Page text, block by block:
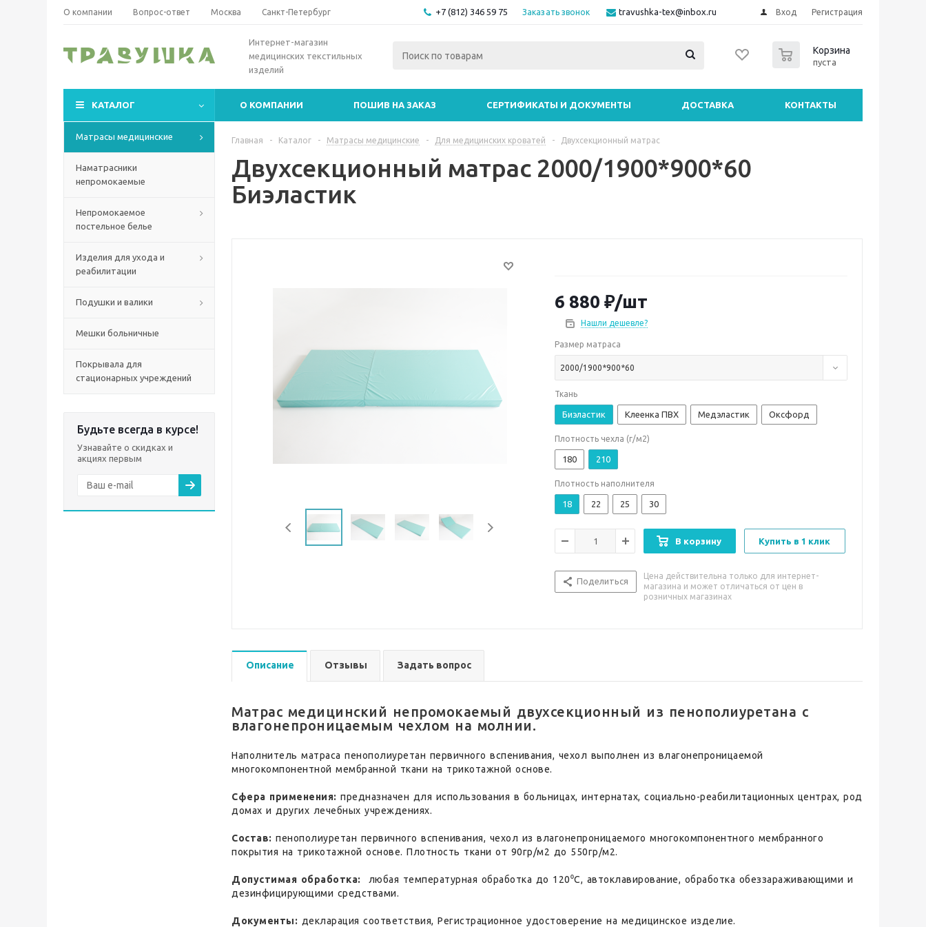
О компании Вопрос-ответ Москва Санкт-Петербург +7 (812) 346 59 75 Заказать звонок travushka-tex@inbox.ru Вход Регистрация
Интернет-магазин
медицинских текстильных
изделий
Корзина
пуста
КАТАЛОГ О КОМПАНИИ ПОШИВ НА ЗАКАЗ СЕРТИФИКАТЫ И ДОКУМЕНТЫ ДОСТАВКА КОНТАКТЫ
Матрасы медицинские
Наматрасники
непромокаемые
Непромокаемое
постельное белье
Изделия для ухода и
реабилитации
Подушки и валики
Мешки больничные
Покрывала для
стационарных учреждений
Будьте всегда в курсе!
Узнавайте о скидках и
акциях первым
Главная - Каталог - Матрасы медицинские - Для медицинских кроватей - Двухсекционный матрас
Двухсекционный матрас 2000/1900*900*60
Биэластик
6 880 ₽/шт
Нашли дешевле?
Размер матраса
2000/1900*900*60
Ткань
Биэластик Клеенка ПВХ Медэластик Оксфорд
Плотность чехла (г/м2)
180 210
Плотность наполнителя
18 22 25 30
В корзину Купить в 1 клик
Поделиться
Цена действительна только для интернет-
магазина и может отличаться от цен в
розничных магазинах
Описание Отзывы Задать вопрос
Матрас медицинский непромокаемый двухсекционный из пенополиуретана с
влагонепроницаемым чехлом на молнии.
Наполнитель матраса пенополиуретан первичного вспенивания, чехол выполнен из влагонепроницаемой
многокомпонентной мембранной ткани на трикотажной основе.
Сфера применения: предназначен для использования в больницах, интернатах, социально-реабилитационных центрах, род
домах и других лечебных учреждениях.
Состав: пенополиуретан первичного вспенивания, чехол из влагонепроницаемого многокомпонентного мембранного
покрытия на трикотажной основе. Плотность ткани от 90гр/м2 до 550гр/м2.
Допустимая обработка:
любая температурная обработка до 120⁰С, автоклавирование, обработка обеззараживающими и
дезинфицирующими средствами.
Документы: декларация соответствия, Регистрационное удостоверение на медицинское изделие.